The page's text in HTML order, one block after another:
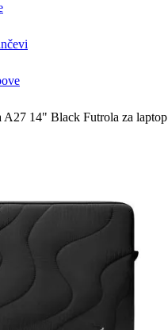
14" Black Futrola za laptop